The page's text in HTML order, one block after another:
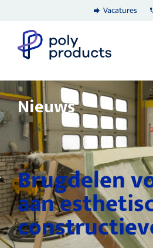
Vacatures
Nieuws
Brugdelen
aan